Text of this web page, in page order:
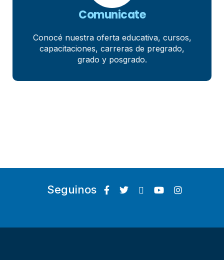
Comunicate
Conocé nuestra oferta educativa, cursos,
capacitaciones, carreras de pregrado,
grado y posgrado.
Seguinos